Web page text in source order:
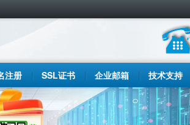
注册 SSL证书 企业邮箱 技术支持